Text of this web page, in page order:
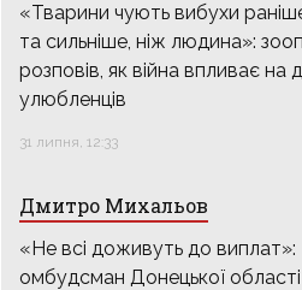
«Тварини чують вибухи
та сильніше, ніж людина»:
розповів, як війна впливає на
улюбленців
31 липня, 12:33
Дмитро Михальов
«Не всі доживуть до виплат»:
омбудсман Донецької